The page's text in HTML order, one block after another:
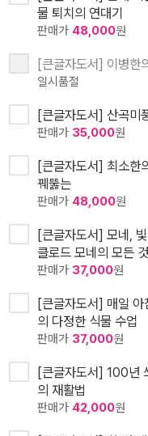
물 퇴치의 연대기
판매가 48,000원
[큰글자도서] 이병한
일시품절
[큰글자도서] 산곡미
판매가 35,000원
[큰글자도서] 최소한
꿰뚫는
판매가 48,000원
[큰글자도서] 모네,
클로드 모네의 모든 것
판매가 37,000원
[큰글자도서] 매일
의 다정한 식물 수업
판매가 37,000원
[큰글자도서] 100년
의 재활법
판매가 42,000원